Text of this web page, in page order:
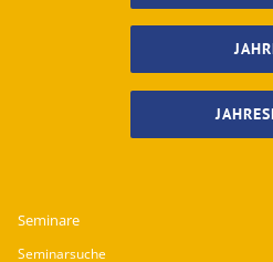
Seminare
Seminarsuche